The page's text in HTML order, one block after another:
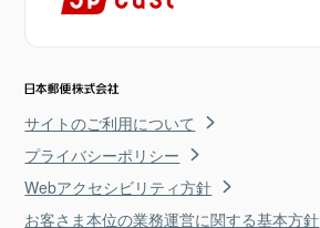
サイトのご利用について
プライバシーポリシー
Webアクセシビリティ方針
お客さま本位の業務運営に関する基本方針